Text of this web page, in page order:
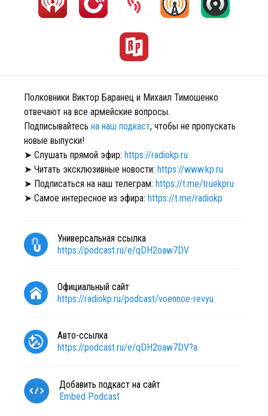
Полковники Виктор Баранец и Михаил Тимошенко
отвечают на все армейские вопросы.
Подписывайтесь на наш подкаст, чтобы не пропускать
новые выпуски!
➤ Слушать прямой эфир: https://radiokp.ru
➤ Читать эксклюзивные новости: https://www.kp.ru
➤ Подписаться на наш телеграм: https://t.me/truekpru
➤ Самое интересное из эфира: https://t.me/radiokp
Универсальная ссылка
https://podcast.ru/e/qDH2oaw7DV
Официальный сайт
https://radiokp.ru/podcast/voennoe-revyu
Авто-ссылка
https://podcast.ru/e/qDH2oaw7DV?a
Добавить подкаст на сайт
Embed Podcast